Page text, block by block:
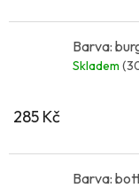
Barva:
Skladem
285 Kč
Barva: